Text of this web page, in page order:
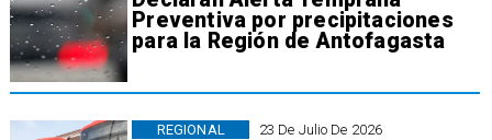
Preventiva por precipitaciones
para la Región de Antofagasta
23 De Julio De 2026
REGIONAL